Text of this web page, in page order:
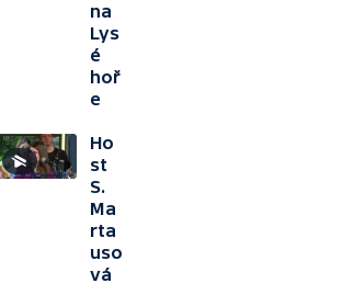
na
Lys
é
hoř
e
Ho
st
S.
Ma
rta
uso
vá